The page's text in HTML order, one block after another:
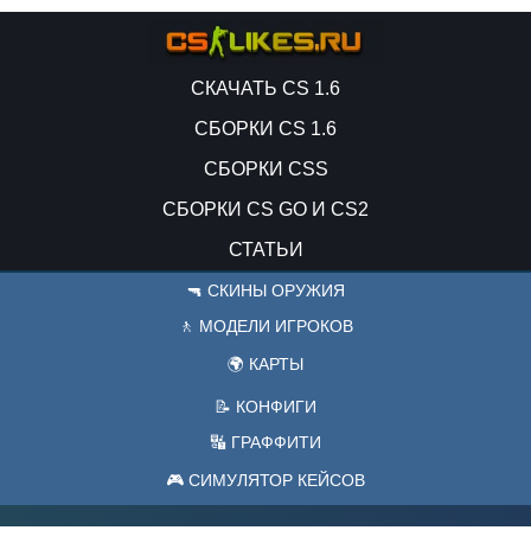
СКАЧАТЬ CS 1.6
СБОРКИ CS 1.6
СБОРКИ CSS
СБОРКИ CS GO И CS2
СТАТЬИ
🔫 СКИНЫ ОРУЖИЯ
🚶 МОДЕЛИ ИГРОКОВ
🌍 КАРТЫ
📝 КОНФИГИ
🔣 ГРАФФИТИ
🎮 СИМУЛЯТОР КЕЙСОВ